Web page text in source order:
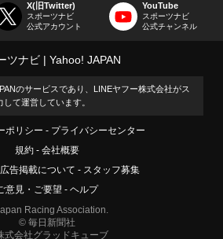
X(旧Twitter)
スポーツナビ
公式アカウント
YouTube
スポーツナビ
公式チャンネル
ツナビ Yahoo! JAPAN
のサービスであり、LINEヤフー株式会社がス
て運営しています。
ポリシー
プライバシーセンター
規約
会社概要
広告掲載について
スタッフ募集
意見・ご要望
ヘルプ
Racing Association.
© 毎日新聞社
式会社グラッドキューブ